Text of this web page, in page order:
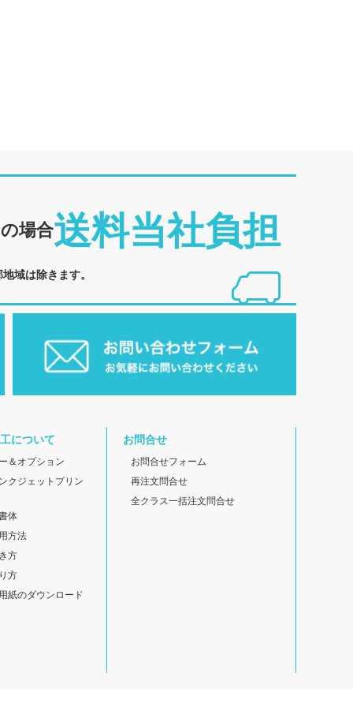
場合送料当社負担
域は除きます。
について
＆オプション
クジェットプリン
体
方法
方
方
紙のダウンロード
お問合せ
お問合せフォーム
再注文問合せ
全クラス一括注文問合せ